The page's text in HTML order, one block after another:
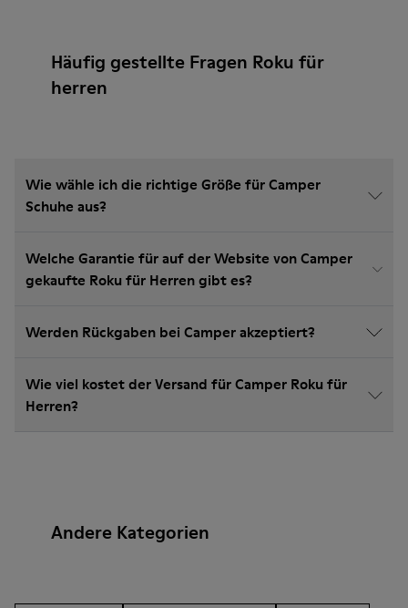
Häufig gestellte Fragen Roku für
herren
Wie wähle ich die richtige Größe für Camper
Schuhe aus?
Welche Garantie für auf der Website von Camper
gekaufte Roku für Herren gibt es?
Werden Rückgaben bei Camper akzeptiert?
Wie viel kostet der Versand für Camper Roku für
Herren?
Andere Kategorien